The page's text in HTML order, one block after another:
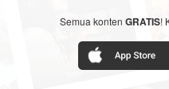
Semua konten GRATIS!